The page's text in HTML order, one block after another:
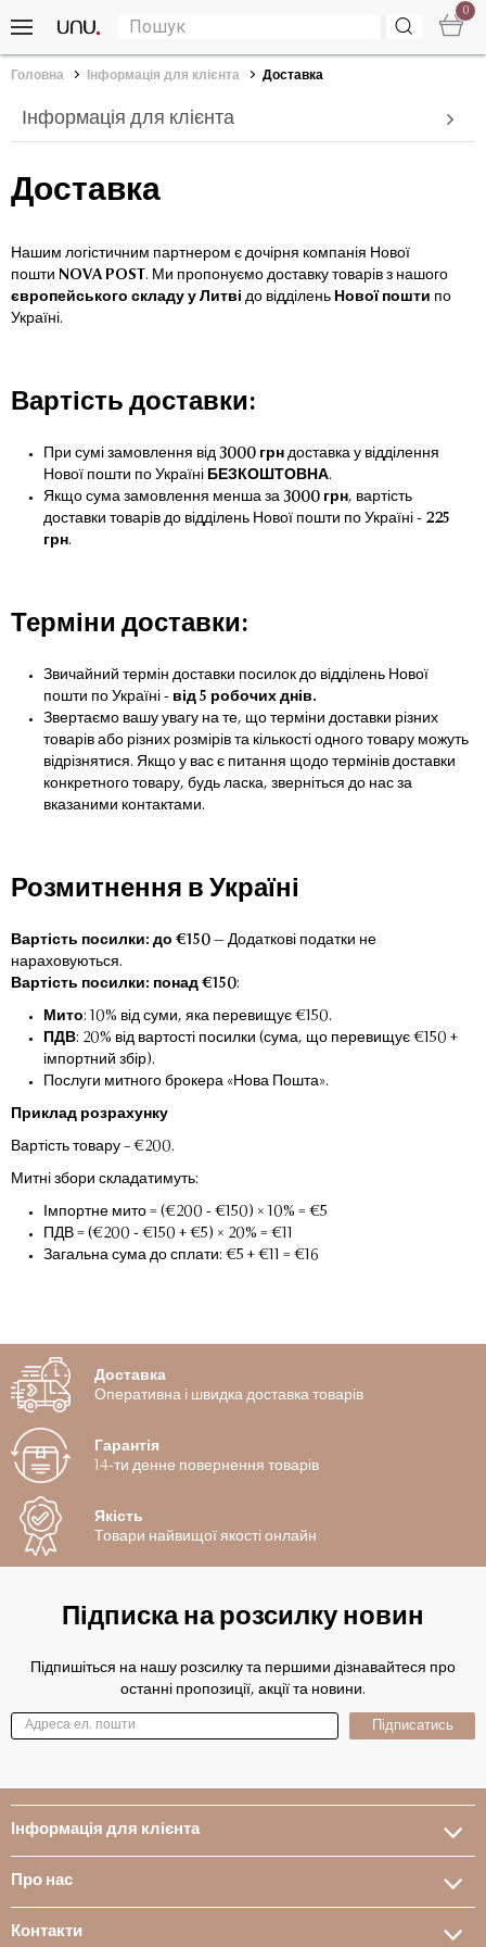
0
Головна Інформація для клієнта Доставка
Інформація для клієнта
Доставка
Нашим логістичним партнером є дочірня компанія Нової
пошти NOVA POST . Ми пропонуємо доставку товарів з нашого
європейського складу у Литві до відділень Нової пошти по
Україні.
Вартість доставки:
При сумі замовлення від 3000 грн доставка у відділення
Нової пошти по Україні БЕЗКОШТОВНА.
Якщо сума замовлення менша за 3000 грн, вартість
доставки товарів до відділень Нової пошти по Україні - 225
грн.
Терміни доставки:
Звичайний термін доставки посилок до відділень Нової
пошти по Україні - від 5 робочих днів.
Звертаємо вашу увагу на те, що терміни доставки різних
товарів або різних розмірів та кількості одного товару можуть
відрізнятися. Якщо у вас є питання щодо термінів доставки
конкретного товару, будь ласка, зверніться до нас за
вказаними контактами.
Розмитнення в Україні
Вартість посилки: до €150 — Додаткові податки не
нараховуються.
Вартість посилки: понад €150:
Мито: 10% від суми, яка перевищує €150.
ПДВ: 20% від вартості посилки (сума, що перевищує €150 +
імпортний збір).
Послуги митного брокера «Нова Пошта».
Приклад розрахунку
Вартість товару – €200.
Митні збори складатимуть:
Імпортне мито = (€200 - €150) × 10% = €5
ПДВ = (€200 - €150 + €5) × 20% = €11
Загальна сума до сплати: €5 + €11 = €16
Доставка
Оперативна і швидка доставка товарів
Гарантія
14-ти денне повернення товарів
Якість
Товари найвищої якості онлайн
Підписка на розсилку новин
Підпишіться на нашу розсилку та першими дізнавайтеся про
останні пропозиції, акції та новини.
Підписатись
Інформація для клієнта
Про нас
Контакти